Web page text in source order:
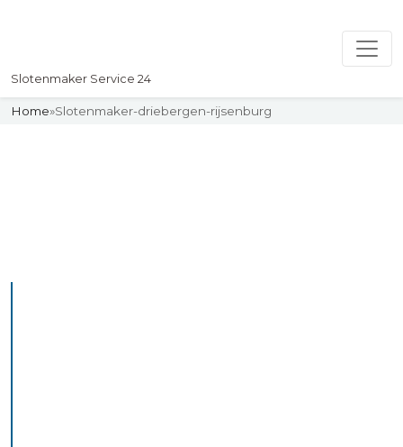
Slotenmaker Service 24
Home»Slotenmaker-driebergen-rijsenburg